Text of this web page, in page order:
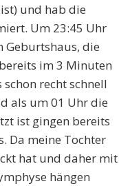
und hab die
Um 23:45 Uhr
Geburtshaus, die
im 3 Minuten
schon recht schnell
als um 01 Uhr die
ist gingen bereits
Da meine Tochter
hat und daher mit
hängen